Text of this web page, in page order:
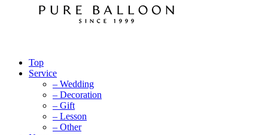
Top
Service
– Wedding
– Decoration
– Gift
– Lesson
– Other